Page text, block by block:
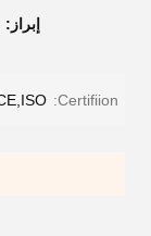
إبراز:
Certifiion: